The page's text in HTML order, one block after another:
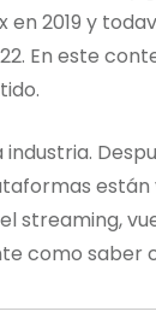
2019 y
En este
están
streaming,
como saber